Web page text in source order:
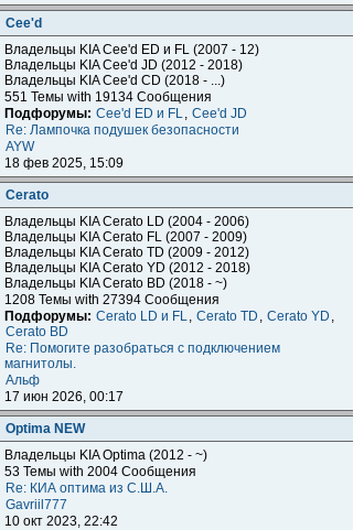
Cee'd
Владельцы KIA Cee'd ED и FL (2007 - 12)
Владельцы KIA Cee'd JD (2012 - 2018)
Владельцы KIA Cee'd CD (2018 - ...)
551 Темы with 19134 Сообщения
Подфорумы: Cee'd ED и FL, Cee'd JD
Re: Лампочка подушек безопасности
AYW
18 фев 2025, 15:09
Cerato
Владельцы KIA Cerato LD (2004 - 2006)
Владельцы KIA Cerato FL (2007 - 2009)
Владельцы KIA Cerato TD (2009 - 2012)
Владельцы KIA Cerato YD (2012 - 2018)
Владельцы KIA Cerato BD (2018 - ~)
1208 Темы with 27394 Сообщения
Подфорумы: Cerato LD и FL, Cerato TD , Cerato YD ,
Cerato BD
Re: Помогите разобраться с подключением
магнитолы.
Альф
17 июн 2026, 00:17
Optima NEW
Владельцы KIA Optima (2012 - ~)
53 Темы with 2004 Сообщения
Re: КИА оптима из С.Ш.А.
Gavriil777
10 окт 2023, 22:42